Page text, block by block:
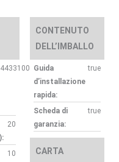
20
10
CONTENUTO
DELL’IMBALLO
Guida
d’installazione
rapida:
true
Scheda di
garanzia:
true
CARTA